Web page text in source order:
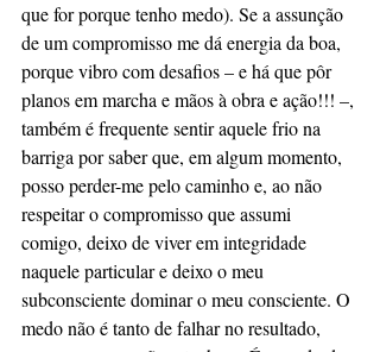
que for porque tenho medo). Se a assunção
de um compromisso me dá energia da boa,
porque vibro com desafios – e há que pôr
planos em marcha e mãos à obra e ação!!! –,
também é frequente sentir aquele frio na
barriga por saber que, em algum momento,
posso perder-me pelo caminho e, ao não
respeitar o compromisso que assumi
comigo, deixo de viver em integridade
naquele particular e deixo o meu
subconsciente dominar o meu consciente. O
medo não é tanto de falhar no resultado,